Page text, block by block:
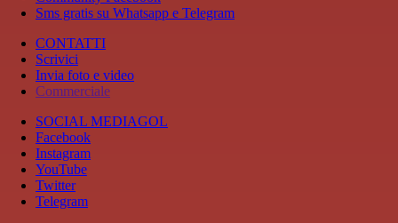
Sms gratis su Whatsapp e Telegram
CONTATTI
Scrivici
Invia foto e video
Commerciale
SOCIAL MEDIAGOL
Facebook
Instagram
YouTube
Twitter
Telegram